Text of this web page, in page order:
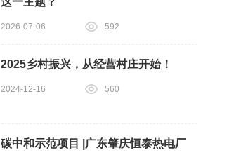
2026-07-06 592
2025乡村振兴，从经营村庄开始！
2024-12-16 560
碳中和示范项目 |广东肇庆恒泰热电厂